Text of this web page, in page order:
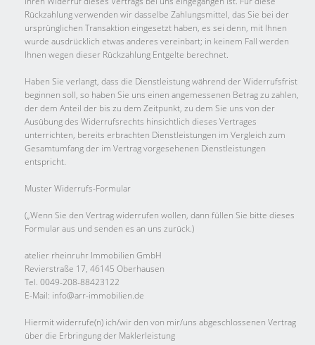
Rückzahlung verwenden wir dasselbe Zahlungsmittel, das Sie bei der
ursprünglichen Transaktion eingesetzt haben, es sei denn, mit Ihnen
wurde ausdrücklich etwas anderes vereinbart; in keinem Fall werden
Ihnen wegen dieser Rückzahlung Entgelte berechnet.
Haben Sie verlangt, dass die Dienstleistung während der Widerrufsfrist
beginnen soll, so haben Sie uns einen angemessenen Betrag zu zahlen,
der dem Anteil der bis zu dem Zeitpunkt, zu dem Sie uns von der
Ausübung des Widerrufsrechts hinsichtlich dieses Vertrages
unterrichten, bereits erbrachten Dienstleistungen im Vergleich zum
Gesamtumfang der im Vertrag vorgesehenen Dienstleistungen
entspricht.
Muster Widerrufs-Formular
(„Wenn Sie den Vertrag widerrufen wollen, dann füllen Sie bitte dieses
Formular aus und senden es an uns zurück.)
atelier rheinruhr Immobilien GmbH
Revierstraße 17, 46145 Oberhausen
Tel. 0049-208-88423122
E-Mail: info@arr-immobilien.de
Hiermit widerrufe(n) ich/wir den von mir/uns abgeschlossenen Vertrag
über die Erbringung der Maklerleistung